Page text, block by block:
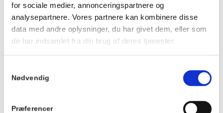
for sociale medier, annonceringspartnere og
analysepartnere. Vores partnere kan kombinere disse
data med andre oplysninger, du har givet dem, eller som
de har indsamlet fra din brug af deres tjenester.
Nødvendig
Præferencer
Du kan se menuen HER
24. september
Tidspunkt: